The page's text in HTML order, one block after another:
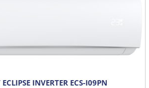
INVERTER ECS-I09PN